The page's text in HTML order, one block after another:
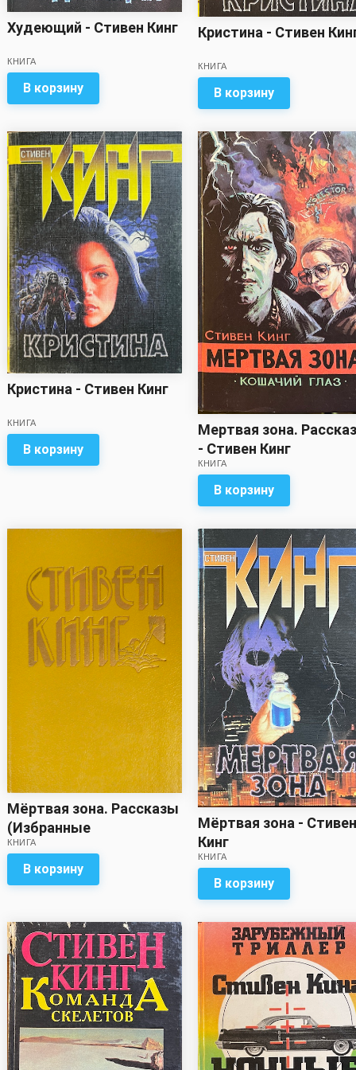
Худеющий - Стивен Кинг
КНИГА
В корзину
Кристина - Стивен
КНИГА
В корзину
Кристина - Стивен Кинг
КНИГА
В корзину
Мертвая зона.
- Стивен Кинг
КНИГА
В корзину
Мёртвая зона. Рассказы
(Избранные
произведения в трёх
томах. Том третий) -
Стивен Кинг
КНИГА
В корзину
Мёртвая зона - Стивен
Кинг
КНИГА
В корзину